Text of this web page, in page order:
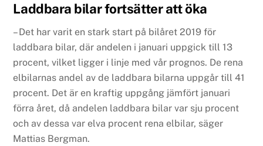
Laddbara bilar fortsätter att öka
– Det har varit en stark start på bilåret 2019 för
laddbara bilar, där andelen i januari uppgick till 13
procent, vilket ligger i linje med vår prognos. De rena
elbilarnas andel av de laddbara bilarna uppgår till 41
procent. Det är en kraftig uppgång jämfört januari
förra året, då andelen laddbara bilar var sju procent
och av dessa var elva procent rena elbilar, säger
Mattias Bergman.